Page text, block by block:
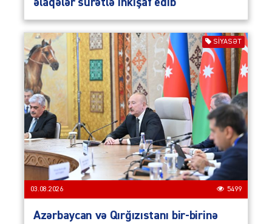
SIYASƏT
03.08.2026 5499
Azərbaycan və Qırğızıstanı bir-birinə